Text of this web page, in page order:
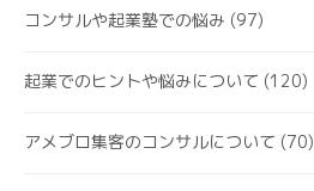
コンサルや起業塾での悩み (97)
起業でのヒントや悩みについて (120)
アメブロ集客のコンサルについて (70)